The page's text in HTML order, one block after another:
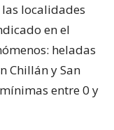
localidades
en el
heladas
Chillán y San
entre 0 y